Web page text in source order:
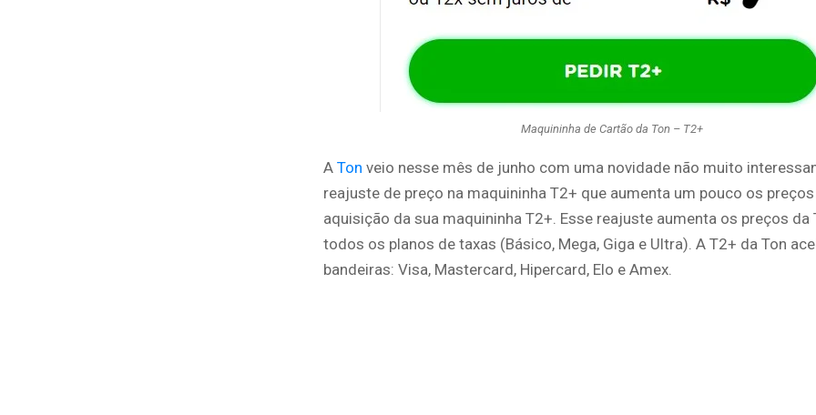
Maquininha de Cartão da Ton – T2+
A Ton veio nesse mês de junho com uma novidade não muito
reajuste de preço na maquininha T2+ que aumenta um pouco os
aquisição da sua maquininha T2+. Esse reajuste aumenta os preços da
todos os planos de taxas (Básico, Mega, Giga e Ultra). A T2+ da Ton
bandeiras: Visa, Mastercard, Hipercard, Elo e Amex.